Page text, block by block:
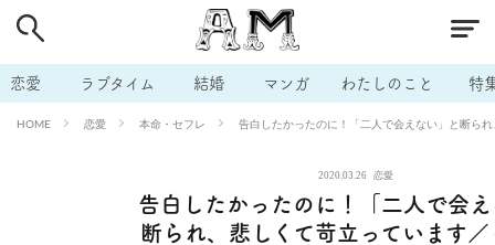
恋愛 ラブタイム 結婚 マンガ わたしのこと 特
HOME 恋愛 本命・セフレ 告白したかったのに！「二人で会えない」と断ら
2020.03.26 恋愛
告白したかったのに！「二人で会
断られ、悲しくて苛立っています
# 男の本音 # セフレ # 不倫
# 出会う方法 # マッチングアプリ # ラブグッズ # 体の相